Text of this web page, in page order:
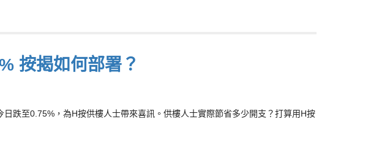
按揭如何部署？
跌至0.75%，為H按供樓人士帶來喜訊。供樓人士實際節省多少開支？打算用H按